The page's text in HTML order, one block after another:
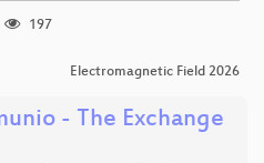
197
Electromagnetic Field 2026
- The Exchange